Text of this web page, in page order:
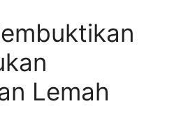
Lemah